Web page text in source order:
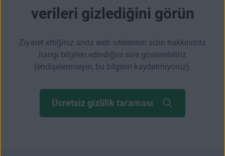
verileri gizlediğini görün
Ziyaret ettiğiniz anda web sitelerinin sizin hakkınızda
hangi bilgileri edindiğini size gösterebiliriz
(endişelenmeyin, bu bilgileri kaydetmiyoruz).
Ücretsiz gizlilik taraması